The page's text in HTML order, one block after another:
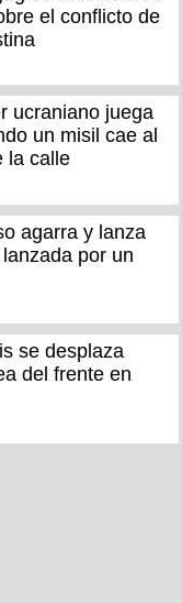
el conflicto de
ucraniano juega
un misil cae al
la calle
agarra y lanza
por un
se desplaza
del frente en